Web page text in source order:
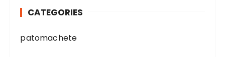
CATEGORIES
patomachete